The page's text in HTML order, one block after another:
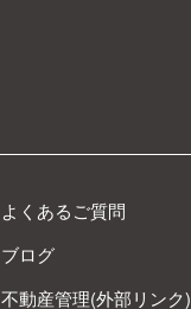
よくあるご質問
ブログ
不動産管理(外部リンク)